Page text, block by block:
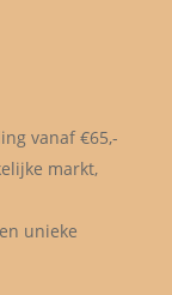
vanaf €65,-
markt,
unieke